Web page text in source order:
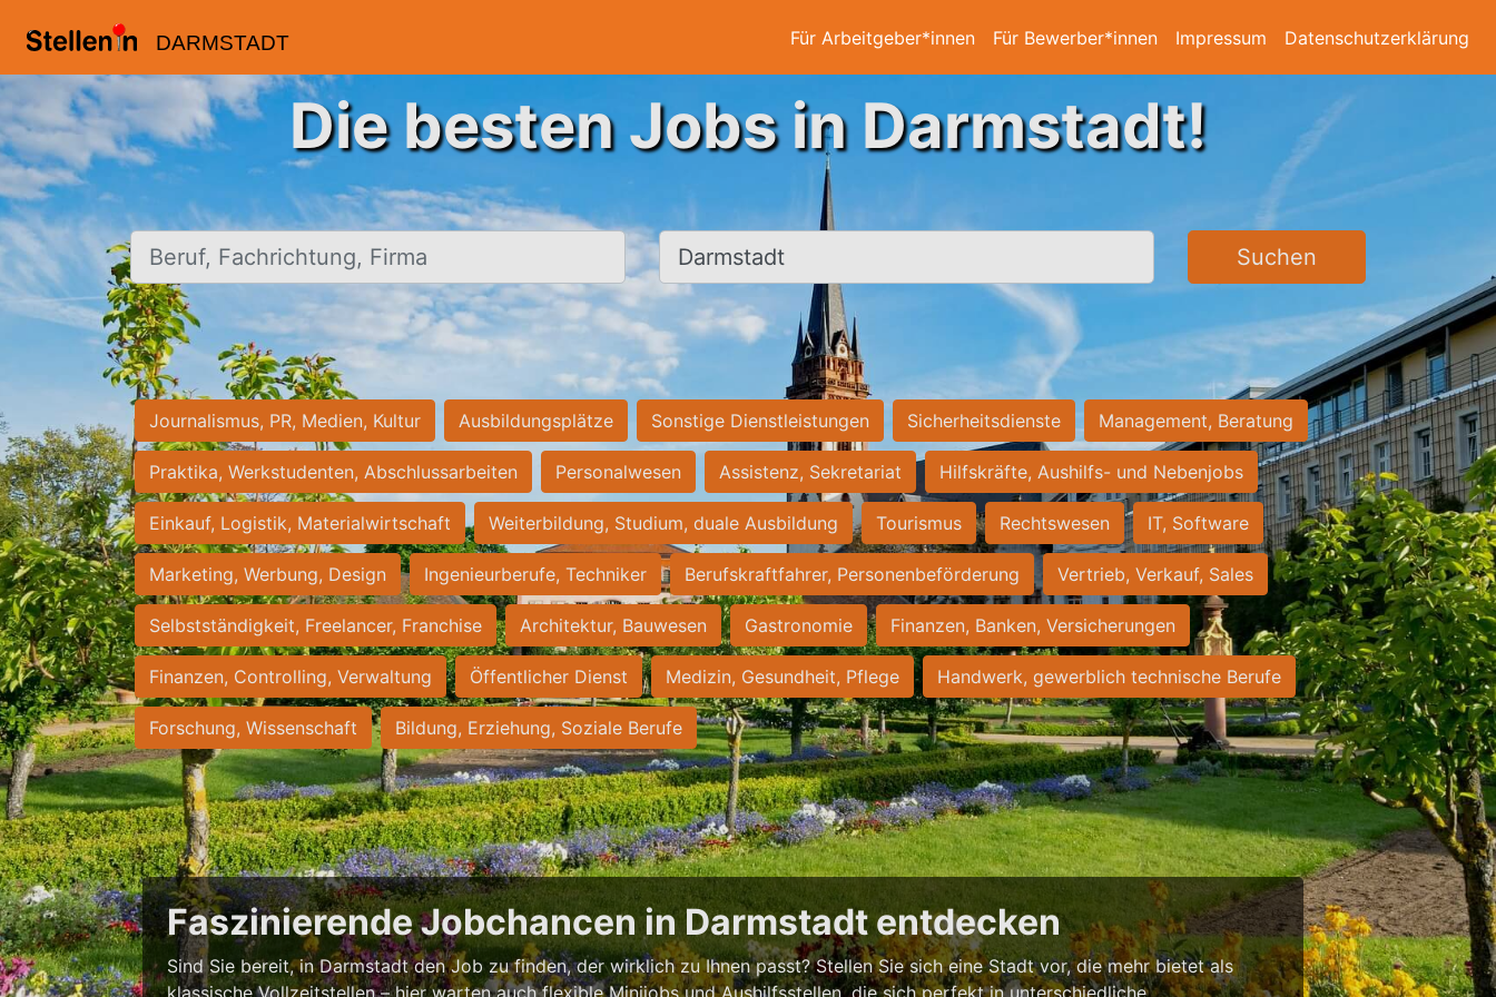
DARMSTADT Für Arbeitgeber*innen Für Bewerber*innen Impressum Datenschutzerklärung
Die besten Jobs in Darmstadt!
Beruf, Fachrichtung, Firma Ort, Stadt Suchen
Journalismus, PR, Medien, Kultur Ausbildungsplätze Sonstige Dienstleistungen Sicherheitsdienste Management, Beratung
Praktika, Werkstudenten, Abschlussarbeiten Personalwesen Assistenz, Sekretariat Hilfskräfte, Aushilfs- und Nebenjobs
Einkauf, Logistik, Materialwirtschaft Weiterbildung, Studium, duale Ausbildung Tourismus Rechtswesen IT, Software
Marketing, Werbung, Design Ingenieurberufe, Techniker Berufskraftfahrer, Personenbeförderung Vertrieb, Verkauf, Sales
Selbstständigkeit, Freelancer, Franchise Architektur, Bauwesen Gastronomie Finanzen, Banken, Versicherungen
Finanzen, Controlling, Verwaltung Öffentlicher Dienst Medizin, Gesundheit, Pflege Handwerk, gewerblich technische Berufe
Forschung, Wissenschaft Bildung, Erziehung, Soziale Berufe
Faszinierende Jobchancen in Darmstadt entdecken
Sind Sie bereit, in Darmstadt den Job zu finden, der wirklich zu Ihnen passt? Stellen Sie sich eine Stadt vor, die mehr bietet als